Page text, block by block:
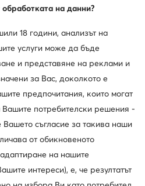
Vans
на данни?
18 години, анализът на
услуги може да бъде
и представяне на реклами и
за Вас, доколкото е
предпочитания, които могат
Вашите потребителски решения -
Вашето съгласие за такива наши
от обикновеното
на нашите
интереси), е, че резултатът